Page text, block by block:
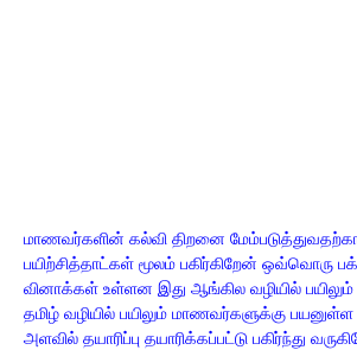
மாணவர்களின் கல்வி திறனை
பயிற்சித்தாட்கள் மூலம் பகிர்கிறேன் ஒவ்வொரு
வினாக்கள் உள்ளன இது ஆங்கில வழியில்
தமிழ் வழியில் பயிலும் மாணவர்களுக்கு
அளவில் தயாரிப்பு தயாரிக்கப்பட்டு பகிர்ந்து